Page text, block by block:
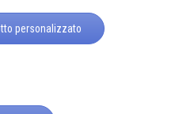
personalizzato